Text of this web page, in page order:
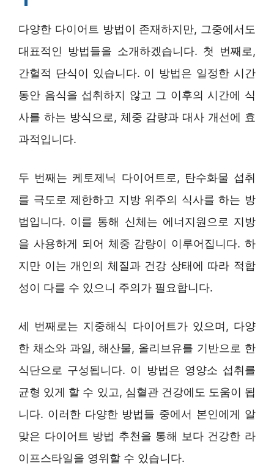
다양한 다이어트 방법이 존재하지만, 그중에서도
대표적인 방법들을 소개하겠습니다. 첫 번째로,
간헐적 단식이 있습니다. 이 방법은 일정한 시간
동안 음식을 섭취하지 않고 그 이후의 시간에 식
사를 하는 방식으로, 체중 감량과 대사 개선에 효
과적입니다.
두 번째는 케토제닉 다이어트로, 탄수화물 섭취
를 극도로 제한하고 지방 위주의 식사를 하는 방
법입니다. 이를 통해 신체는 에너지원으로 지방
을 사용하게 되어 체중 감량이 이루어집니다. 하
지만 이는 개인의 체질과 건강 상태에 따라 적합
성이 다를 수 있으니 주의가 필요합니다.
세 번째로는 지중해식 다이어트가 있으며, 다양
한 채소와 과일, 해산물, 올리브유를 기반으로 한
식단으로 구성됩니다. 이 방법은 영양소 섭취를
균형 있게 할 수 있고, 심혈관 건강에도 도움이 됩
니다. 이러한 다양한 방법들 중에서 본인에게 알
맞은 다이어트 방법 추천을 통해 보다 건강한 라
이프스타일을 영위할 수 있습니다.